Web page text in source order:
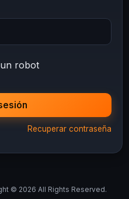
robot
Recuperar contraseña
© 2026 All Rights Reserved.